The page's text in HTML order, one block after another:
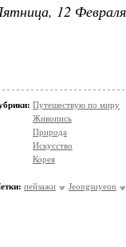
12
Путешествую по миру
Живопись
Природа
Искусство
Корея
пейзажи Jeongsuyeon